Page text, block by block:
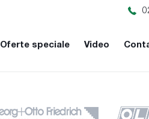
Oferte speciale Video